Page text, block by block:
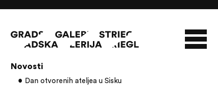
O GALERIJI
Novosti
Dan otvorenih ateljea u Sisku